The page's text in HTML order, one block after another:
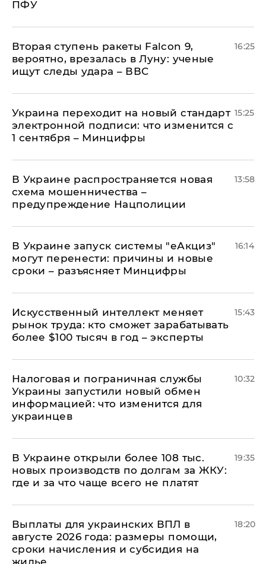
ПФУ
Вторая ступень ракеты Falcon 9,
вероятно, врезалась в Луну: ученые
ищут следы удара – ВВС
16:25
Украина переходит на новый стандарт
электронной подписи: что изменится с
1 сентября – Минцифры
15:25
В Украине распространяется новая
схема мошенничества –
предупреждение Нацполиции
13:58
В Украине запуск системы "еАкциз"
могут перенести: причины и новые
сроки – разъясняет Минцифры
16:14
Искусственный интеллект меняет
рынок труда: кто сможет зарабатывать
более $100 тысяч в год – эксперты
15:43
Налоговая и пограничная службы
Украины запустили новый обмен
информацией: что изменится для
украинцев
10:32
В Украине открыли более 108 тыс.
новых производств по долгам за ЖКУ:
где и за что чаще всего не платят
19:35
Выплаты для украинских ВПЛ в
августе 2026 года: размеры помощи,
сроки начисления и субсидия на
18:20